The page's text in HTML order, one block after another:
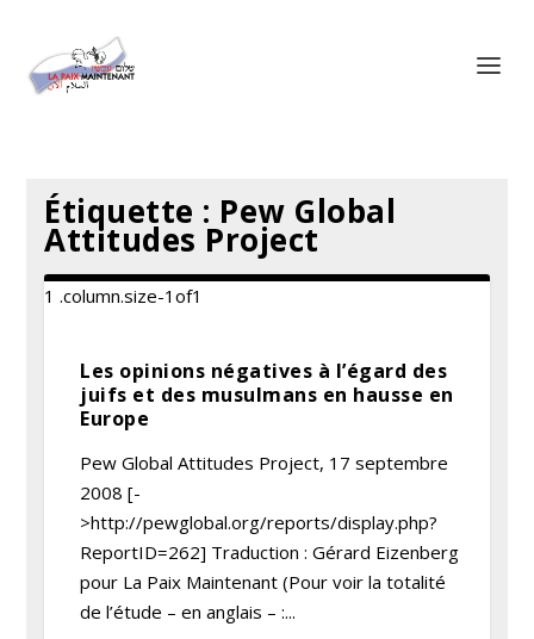
Étiquette : Pew Global
Attitudes Project
Les opinions négatives à l’égard des
juifs et des musulmans en hausse en
Europe
Pew Global Attitudes Project, 17 septembre
2008 [-
>http://pewglobal.org/reports/display.php?
ReportID=262] Traduction : Gérard Eizenberg
pour La Paix Maintenant (Pour voir la totalité
de l’étude – en anglais – :...